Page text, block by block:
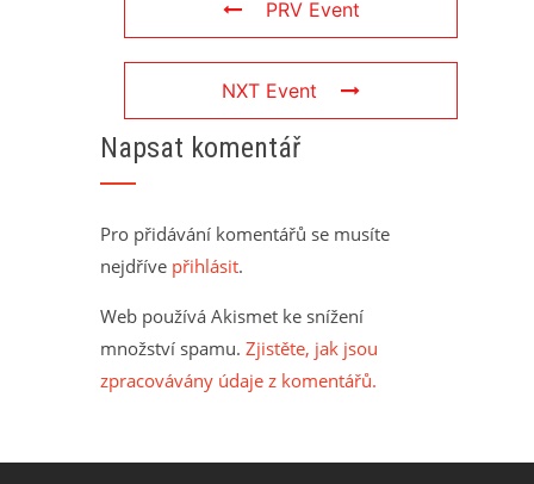
PRV Event
NXT Event
Napsat komentář
Pro přidávání komentářů se musíte
nejdříve přihlásit.
Web používá Akismet ke snížení
množství spamu. Zjistěte, jak jsou
zpracovávány údaje z komentářů.